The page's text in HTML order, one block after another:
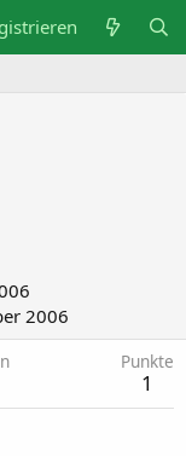
2006
Punkte
1